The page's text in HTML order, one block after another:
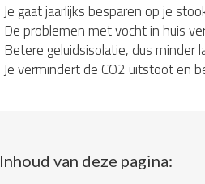
Je gaat jaarlijks besparen op je
De problemen met vocht in huis
Betere geluidsisolatie, dus minder
Je vermindert de CO2 uitstoot en
Inhoud van deze pagina: